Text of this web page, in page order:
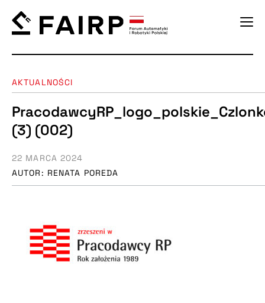
AKTUALNOŚCI
(3) (002)
AUTOR: RENATA POREDA
22 MARCA 2024